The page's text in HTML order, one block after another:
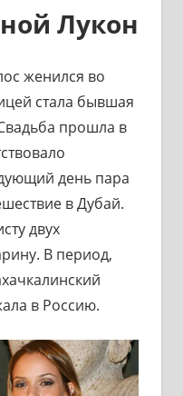
Лукон
женился во
стала бывшая
прошла в
день пара
в Дубай.
двух
В период,
в Россию.